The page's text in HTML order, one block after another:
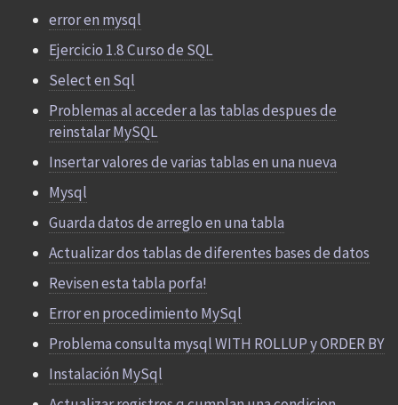
error en mysql
Ejercicio 1.8 Curso de SQL
Select en Sql
Problemas al acceder a las tablas despues de
reinstalar MySQL
Insertar valores de varias tablas en una nueva
Mysql
Guarda datos de arreglo en una tabla
Actualizar dos tablas de diferentes bases de datos
Revisen esta tabla porfa!
Error en procedimiento MySql
Problema consulta mysql WITH ROLLUP y ORDER BY
Instalación MySql